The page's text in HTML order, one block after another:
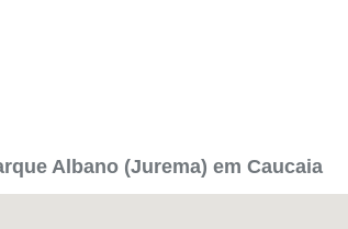
Albano (Jurema) em Caucaia